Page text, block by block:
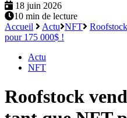
18 juin 2026
10 min de lecture
Accueil
Actu NFT
pour 175 000$ !
Actu
NFT
Roofstock